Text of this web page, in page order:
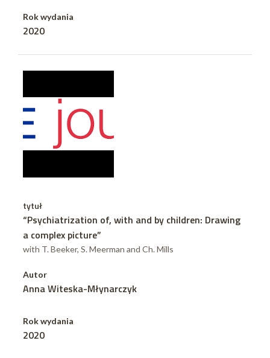
Rok wydania
2020
tytuł
“Psychiatrization of, with and by children: Drawing
a complex picture”
with T. Beeker, S. Meerman and Ch. Mills
Autor
Anna Witeska-Młynarczyk
Rok wydania
2020